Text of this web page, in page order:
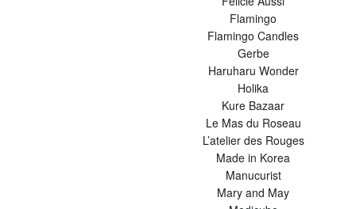
Flamingo
Flamingo Candles
Gerbe
Haruharu Wonder
Holika
Kure Bazaar
Le Mas du Roseau
L’atelier des Rouges
Made in Korea
Manucurist
Mary and May